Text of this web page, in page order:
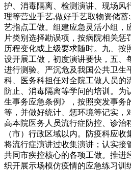
护、消毒隔离、检测演讲、现场风
理等营业手艺,做好手艺取物资储
艺指点工做。组建应急灵活小组，
片类别选择勘误项，按病院相关惩
历程变化或上级要求随时。九、按
设开展工做，初度演讲要快，五、
进行测验。严沉危及我国公共卫生
科、医务科担任对全院工做人员的
防止、消毒隔离等学问的培训。为
生事务应急条例》，按照突发事务
等，并做好统计、惩环境等记实，
高本院医务人员流行症防控、诊治
（市）行政区域以内。防疫科应
将流行症演讲过收集演讲；认实接
共同市疾控核心的各项工做。推进
织开展示场模仿疫情的应急练习训